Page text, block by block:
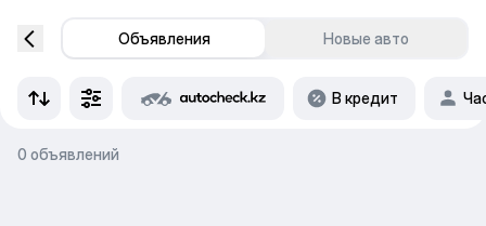
Объявления Новые авто
В кредит
0 объявлений